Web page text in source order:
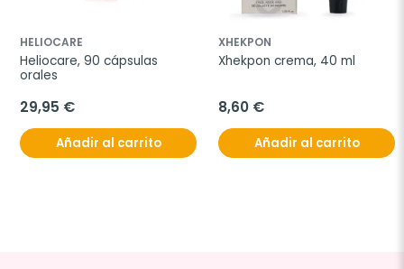
HELIOCARE
Heliocare, 90 cápsulas
orales
29,95 €
Añadir al carrito
XHEKPON
Xhekpon crema, 40 ml
8,60 €
Añadir al carrito